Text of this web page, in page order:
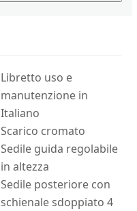
Libretto uso e
manutenzione in
Italiano
Scarico cromato
Sedile guida regolabile
in altezza
Sedile posteriore con
schienale sdoppiato 4